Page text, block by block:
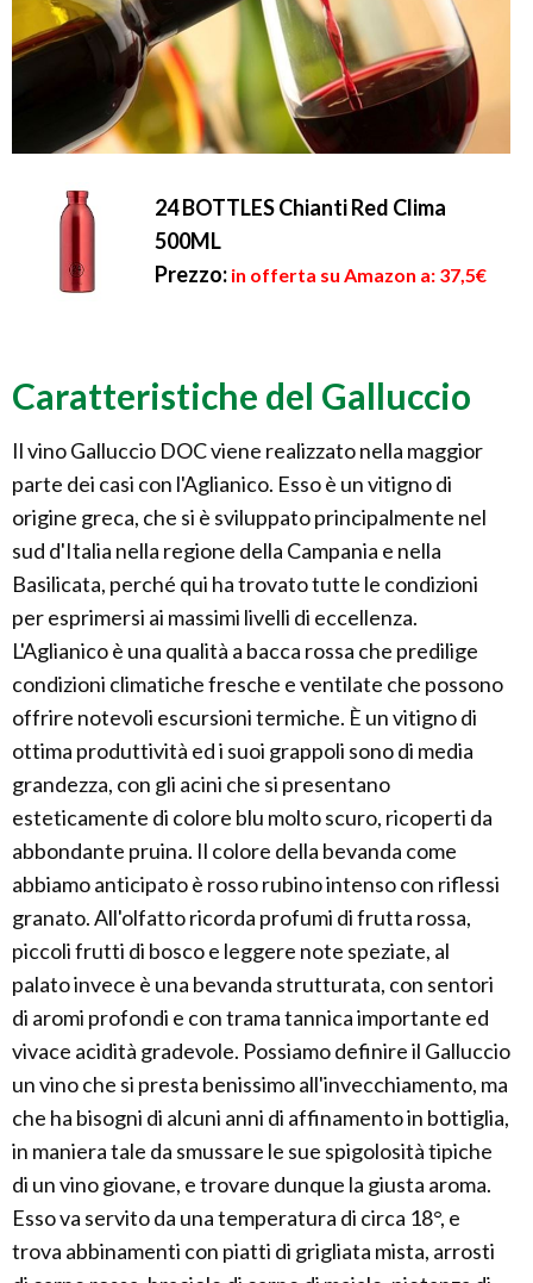
24 BOTTLES Chianti Red Clima
500ML
Prezzo: in offerta su Amazon a: 37,5€
Caratteristiche del Galluccio
Il vino Galluccio DOC viene realizzato nella maggior
parte dei casi con l'Aglianico. Esso è un vitigno di
origine greca, che si è sviluppato principalmente nel
sud d'Italia nella regione della Campania e nella
Basilicata, perché qui ha trovato tutte le condizioni
per esprimersi ai massimi livelli di eccellenza.
L'Aglianico è una qualità a bacca rossa che predilige
condizioni climatiche fresche e ventilate che possono
offrire notevoli escursioni termiche. È un vitigno di
ottima produttività ed i suoi grappoli sono di media
grandezza, con gli acini che si presentano
esteticamente di colore blu molto scuro, ricoperti da
abbondante pruina. Il colore della bevanda come
abbiamo anticipato è rosso rubino intenso con riflessi
granato. All'olfatto ricorda profumi di frutta rossa,
piccoli frutti di bosco e leggere note speziate, al
palato invece è una bevanda strutturata, con sentori
di aromi profondi e con trama tannica importante ed
vivace acidità gradevole. Possiamo definire il Galluccio
un vino che si presta benissimo all'invecchiamento, ma
che ha bisogni di alcuni anni di affinamento in bottiglia,
in maniera tale da smussare le sue spigolosità tipiche
di un vino giovane, e trovare dunque la giusta aroma.
Esso va servito da una temperatura di circa 18°, e
trova abbinamenti con piatti di grigliata mista, arrosti